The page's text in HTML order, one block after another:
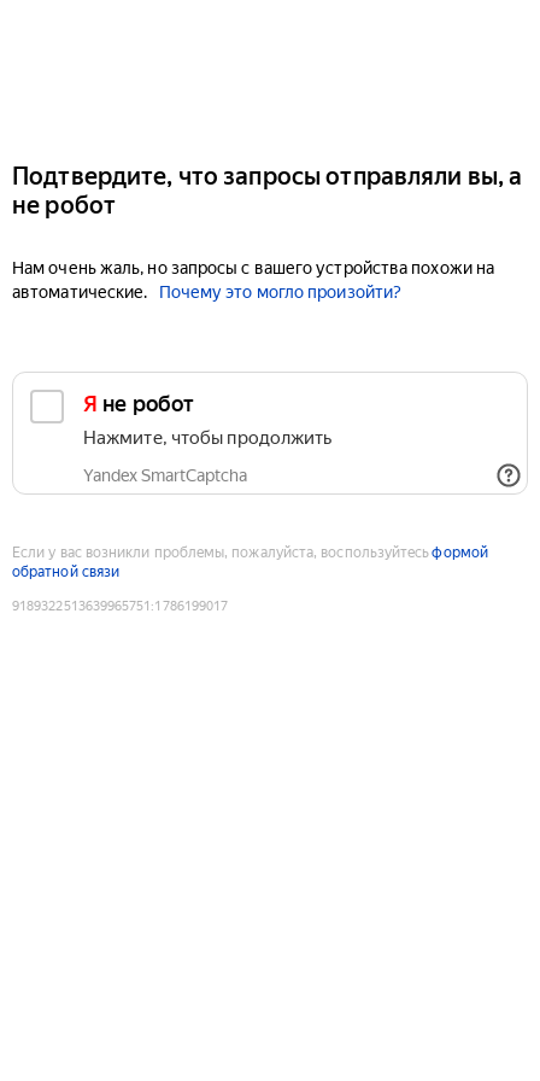
Подтвердите, что запросы отправляли вы, а
не робот
Нам очень жаль, но запросы с вашего устройства похожи на
автоматические.
Почему это могло произойти?
Я не робот
Нажмите, чтобы продолжить
Yandex SmartCaptcha
Если у вас возникли проблемы, пожалуйста, воспользуйтесьформой
обратной связи
9189322513639965751 :1786199017